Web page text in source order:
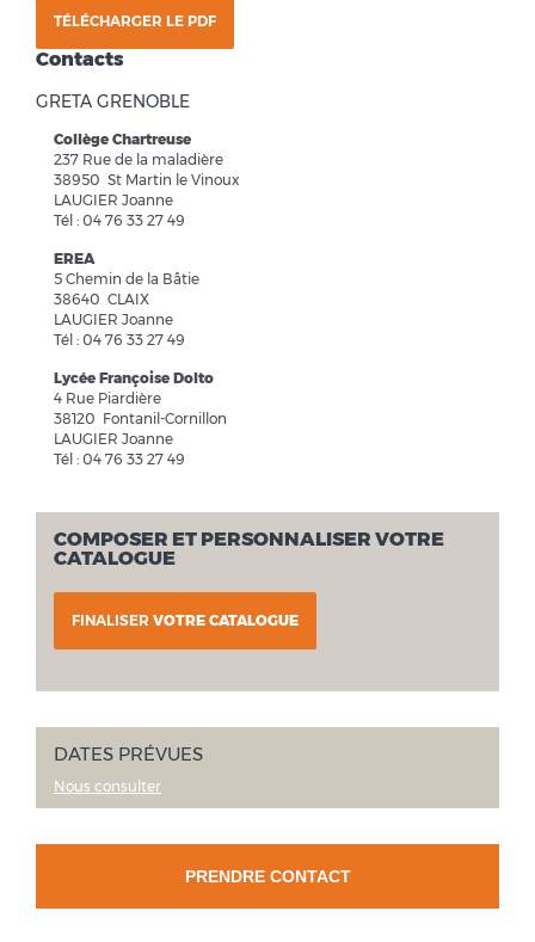
TÉLÉCHARGER LE PDF
Contacts
GRETA GRENOBLE
Collège Chartreuse
237 Rue de la maladière
38950 St Martin le Vinoux
LAUGIER Joanne
Tél : 04 76 33 27 49
EREA
5 Chemin de la Bâtie
38640 CLAIX
LAUGIER Joanne
Tél : 04 76 33 27 49
Lycée Françoise Dolto
4 Rue Piardière
38120 Fontanil-Cornillon
LAUGIER Joanne
Tél : 04 76 33 27 49
COMPOSER ET PERSONNALISER VOTRE
CATALOGUE
FINALISER VOTRE CATALOGUE
DATES PRÉVUES
Nous consulter
PRENDRE CONTACT